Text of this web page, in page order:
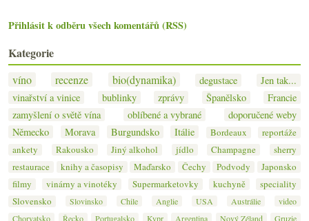
Přihlásit k odběru všech komentářů (RSS)
Kategorie
víno recenze bio(dynamika) degustace
Jen tak...
vinařství a vinice
bublinky zprávy Španělsko
Francie
zamyšlení o světě vína
oblíbené a vybrané
doporučené weby
Německo
Morava Burgundsko Itálie Bordeaux
reportáže
ankety
Rakousko Jiný alkohol jídlo Champagne
sherry
restaurace
knihy a časopisy Maďarsko Čechy Podvody
Japonsko
filmy
vinárny a vinotéky Supermarketovky kuchyně
speciality
Slovensko
Slovinsko Chile Anglie USA Austrálie
video
Chorvatsko
Řecko Portugalsko Kypr Argentina Nový Zéland Gruzie